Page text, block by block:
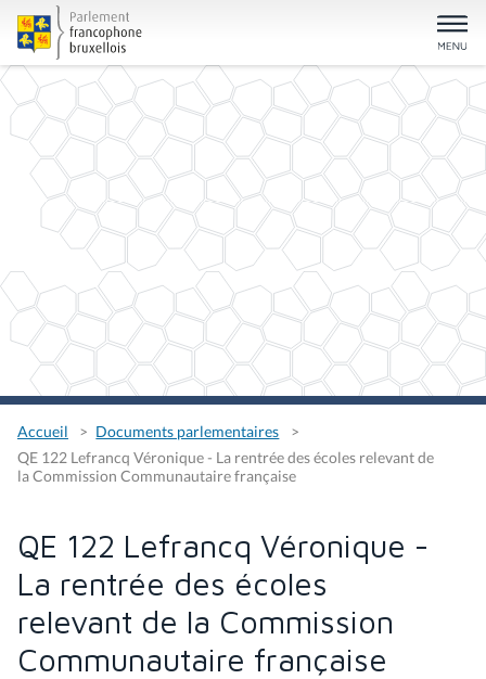
Accueil
Documents parlementaires
QE 122 Lefrancq Véronique - La rentrée des écoles relevant de
la Commission Communautaire française
QE 122 Lefrancq Véronique -
La rentrée des écoles
relevant de la Commission
Communautaire française